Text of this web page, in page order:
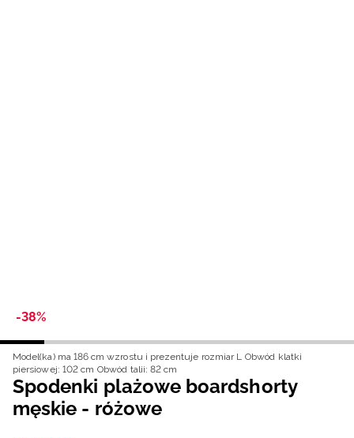
-38%
Model(ka) ma 186 cm wzrostu i prezentuje rozmiar L Obwód klatki
piersiowej: 102 cm Obwód talii: 82 cm
Spodenki plażowe boardshorty
męskie - różowe